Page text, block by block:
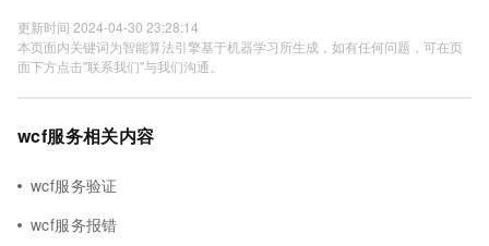
更新时间 2024-04-30 23:28:14
本页面内关键词为智能算法引擎基于机器学习所生成，如有任何问题，可在页
面下方点击"联系我们"与我们沟通。
wcf服务相关内容
wcf服务验证
wcf服务报错